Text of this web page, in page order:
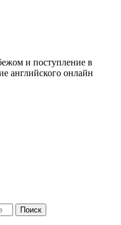
и поступление в
английского онлайн
Поиск